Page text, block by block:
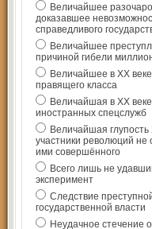
Величайшее
доказавшее
справедливого
Величайшее
причиной гибели
Величайшее в ХХ
правящего класса
Величайшая в ХХ
иностранных спецслужб
Величайшая глупость
участники революций не
ими совершённого
Всего лишь не
эксперимент
Следствие
государственной власти
Неудачное стечение